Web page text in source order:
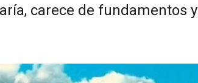
carece de fundamentos y